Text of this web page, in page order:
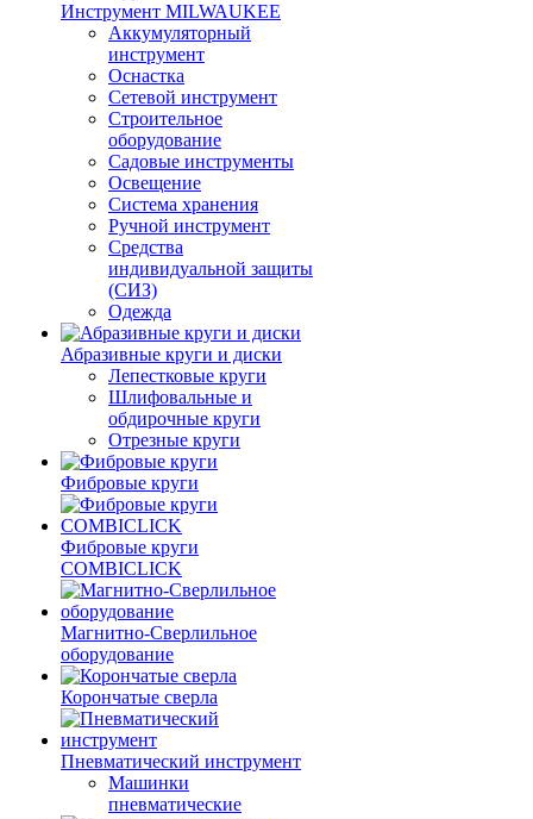
Инструмент MILWAUKEE
Аккумуляторный
инструмент
Оснастка
Сетевой инструмент
Строительное
оборудование
Садовые инструменты
Освещение
Система хранения
Ручной инструмент
Средства
индивидуальной защиты
(СИЗ)
Одежда
Абразивные круги и диски
Лепестковые круги
Шлифовальные и
обдирочные круги
Отрезные круги
Фибровые круги
Фибровые круги
COMBICLICK
Магнитно-Сверлильное
оборудование
Корончатые сверла
Пневматический инструмент
Машинки
пневматические